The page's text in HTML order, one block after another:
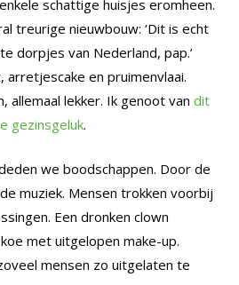
schattige huisjes eromheen.
treurige nieuwbouw: ‘Dit is echt
dorpjes van Nederland, pap.’
en pruimenvlaai.
allemaal lekker. Ik genoot van dit
gezinsgeluk.
we boodschappen. Door de
muziek. Mensen trokken voorbij
Een dronken clown
met uitgelopen make-up.
mensen zo uitgelaten te